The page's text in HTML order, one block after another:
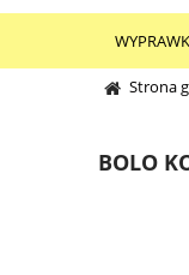
Strona
BOLO